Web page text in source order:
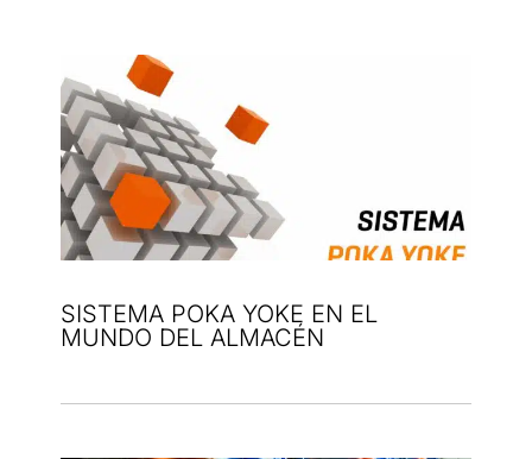
SISTEMA POKA YOKE EN EL
MUNDO DEL ALMACÉN